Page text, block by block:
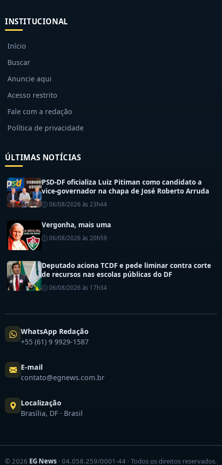
INSTITUCIONAL
Início
Buscar
Anuncie aqui
Acesso restrito
Fale com a redação
Política de privacidade
ÚLTIMAS NOTÍCIAS
PSD-DF oficializa Luiz Pitiman como candidato a
vice-governador na chapa de José Roberto Arruda
06/08/2026 às 23h44
Vergonha, mais uma
06/08/2026 às 20h59
Deputado aciona TCDF e pede liminar contra corte
de recursos nas escolas públicas do DF
06/08/2026 às 17h34
WhatsApp Redação
+55 (61) 9 9929-1587
E-mail
contato@egnews.com.br
Localização
Brasília, DF · Brasil
© 2026 EG News · 04.058.259/0001-44 · Todos os direitos reservados.